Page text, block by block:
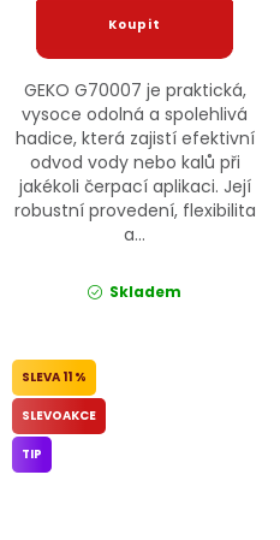
GEKO G70007 je praktická,
vysoce odolná a spolehlivá
hadice, která zajistí efektivní
odvod vody nebo kalů při
jakékoli čerpací aplikaci. Její
robustní provedení, flexibilita
a...
Skladem
11 %
SLEVOAKCE
TIP